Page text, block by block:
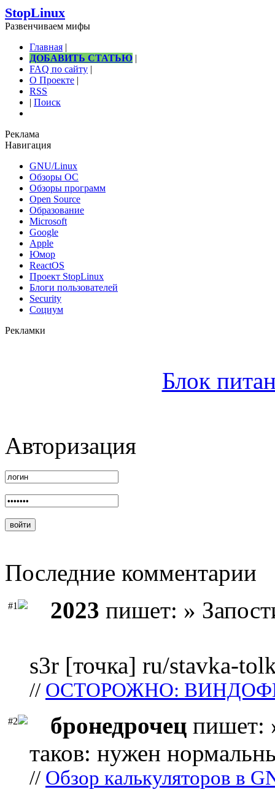
StopLinux
Развенчиваем мифы
Главная |
ДОБАВИТЬ СТАТЬЮ |
FAQ по сайту |
О Проекте |
RSS
| Поиск
Реклама
Навигация
GNU/Linux
Обзоры ОС
Обзоры программ
Open Source
Образование
Microsoft
Google
Apple
Юмор
ReactOS
Проект StopLinux
Блоги пользователей
Security
Социум
Рекламки
Блок
Авторизация
Последние комментарии
#1 2023 пишет: »
s3r [точка] ru/stavka-
// ОСТОРОЖНО:
#2 бронедрочец пишет:
таков: нужен
// Обзор калькуляторов в